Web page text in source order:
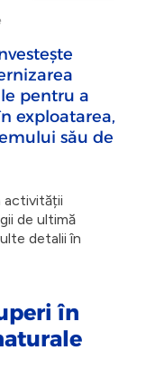
pentru a
exploatarea,
său de
activității
de ultimă
detalii în
în